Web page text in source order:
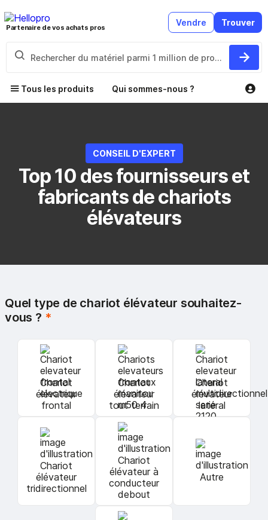
Partenaire de vos achats pros Vendre Trouver
Tous les produits Qui sommes-nous ?
CONSEIL D'EXPERT
Top 10 des fournisseurs et
fabricants de chariots
élévateurs
Quel type de chariot élévateur souhaitez-
vous ? *
Chariot
élévateur
frontal
Chariot
élévateur
tout terrain
Chariot
élévateur
latéral
Chariot
élévateur
tridirectionnel
Chariot
élévateur à
conducteur
debout
Autre